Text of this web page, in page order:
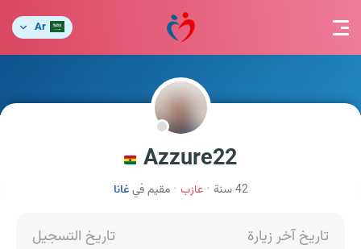
Ar
Azzure22
42 سنة عازب مقيم فيغانا
تاريخ آخر زيارة
تاريخ التسجيل